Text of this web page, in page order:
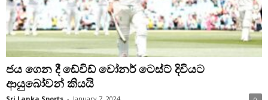
ජය ගෙන දී ඩේවිඩ් වෝනර් ටෙස්ට් දිවියට
ආයුබෝවන් කියයි